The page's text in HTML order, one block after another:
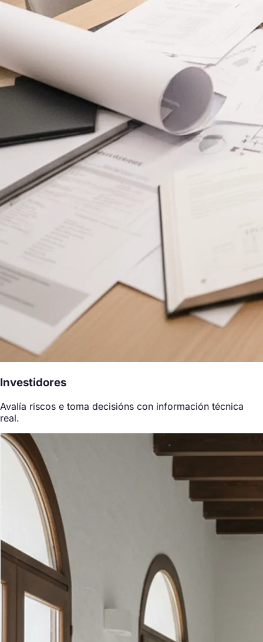
Investidores
Avalía riscos e toma decisións con información técnica
real.